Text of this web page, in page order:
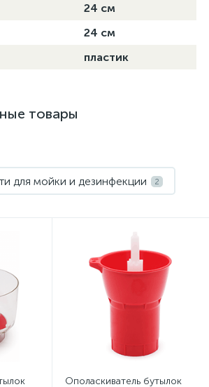
24 см
24 см
пластик
товары
для мойки и дезинфекции 2
Ополаскиватель бутылок